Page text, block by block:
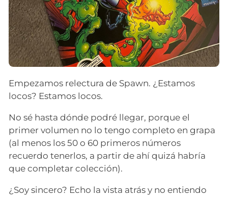
Empezamos relectura de Spawn. ¿Estamos
locos? Estamos locos.
No sé hasta dónde podré llegar, porque el
primer volumen no lo tengo completo en grapa
(al menos los 50 o 60 primeros números
recuerdo tenerlos, a partir de ahí quizá habría
que completar colección).
¿Soy sincero? Echo la vista atrás y no entiendo